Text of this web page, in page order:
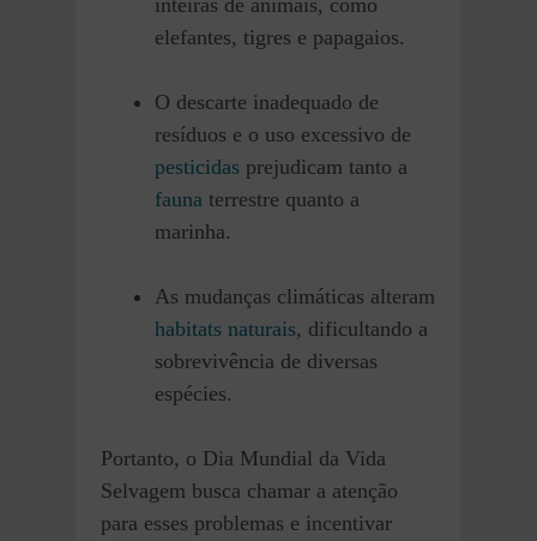
elefantes, tigres e papagaios.
O descarte inadequado de
resíduos e o uso excessivo de
pesticidas prejudicam tanto a
fauna terrestre quanto a
marinha.
As mudanças climáticas alteram
habitats naturais, dificultando a
sobrevivência de diversas
espécies.
Portanto, o Dia Mundial da Vida
Selvagem busca chamar a atenção
para esses problemas e incentivar